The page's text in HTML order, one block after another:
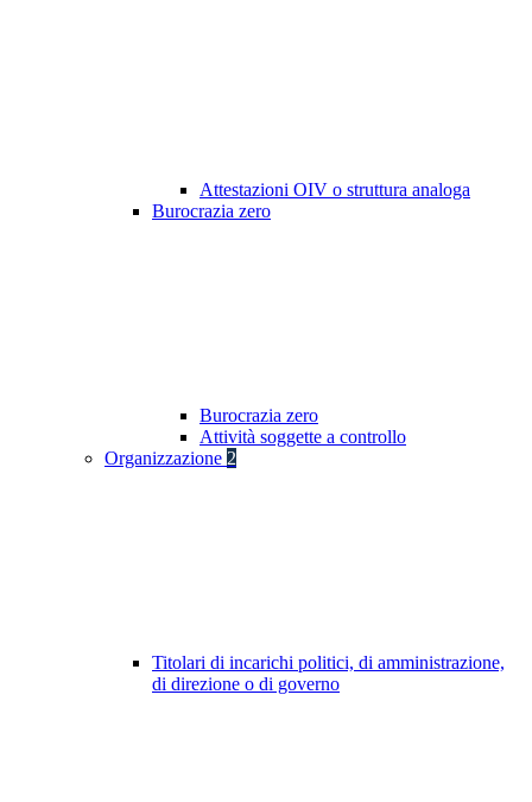
Attestazioni OIV o struttura analoga
Burocrazia zero
Burocrazia zero
Attività soggette a controllo
Organizzazione 2
Titolari di incarichi politici, di amministrazione,
di direzione o di governo